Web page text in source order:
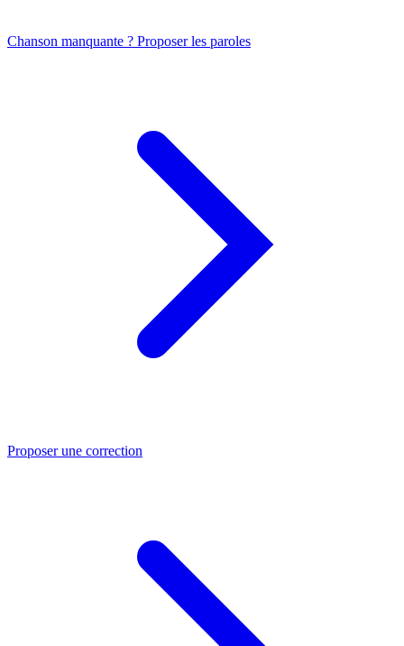
Chanson manquante ? Proposer les paroles
Proposer une correction